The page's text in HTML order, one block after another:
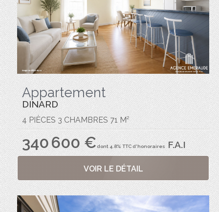
Appartement
DINARD
4 PIÈCES 3 CHAMBRES 71 M²
340 600 €dont 4.8% TTC d'honorairesF.A.I
VOIR LE DÉTAIL